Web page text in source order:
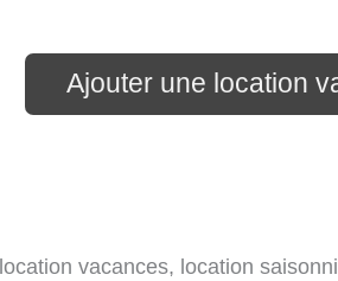
Ajouter une location
vacances, location